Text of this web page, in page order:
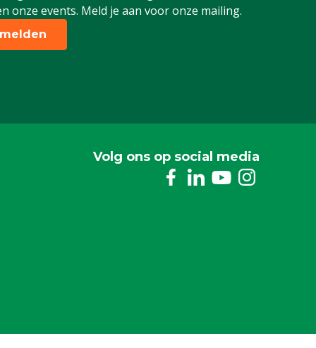
onze events. Meld je aan voor onze mailing.
Volg ons op social media